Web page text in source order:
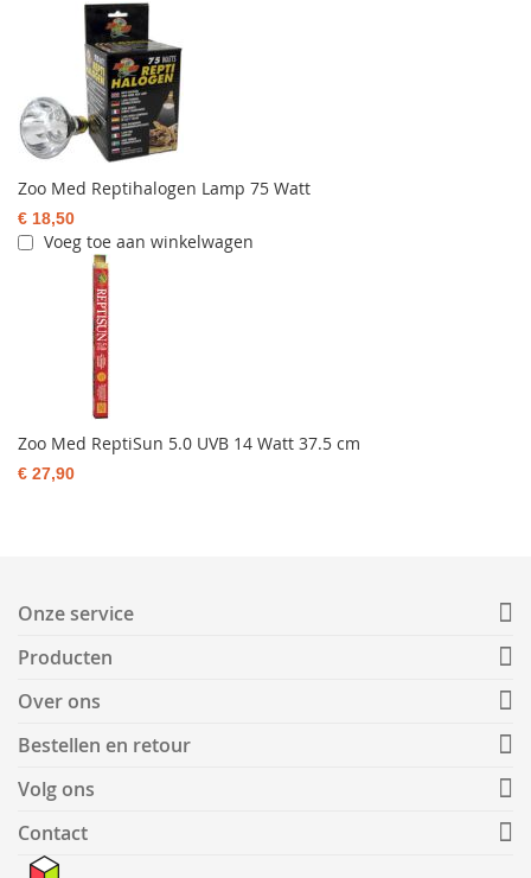
Zoo Med Reptihalogen Lamp 75 Watt
€ 18,50
Voeg toe aan winkelwagen
Zoo Med ReptiSun 5.0 UVB 14 Watt 37.5 cm
€ 27,90
Onze service
Producten
Over ons
Bestellen en retour
Volg ons
Contact